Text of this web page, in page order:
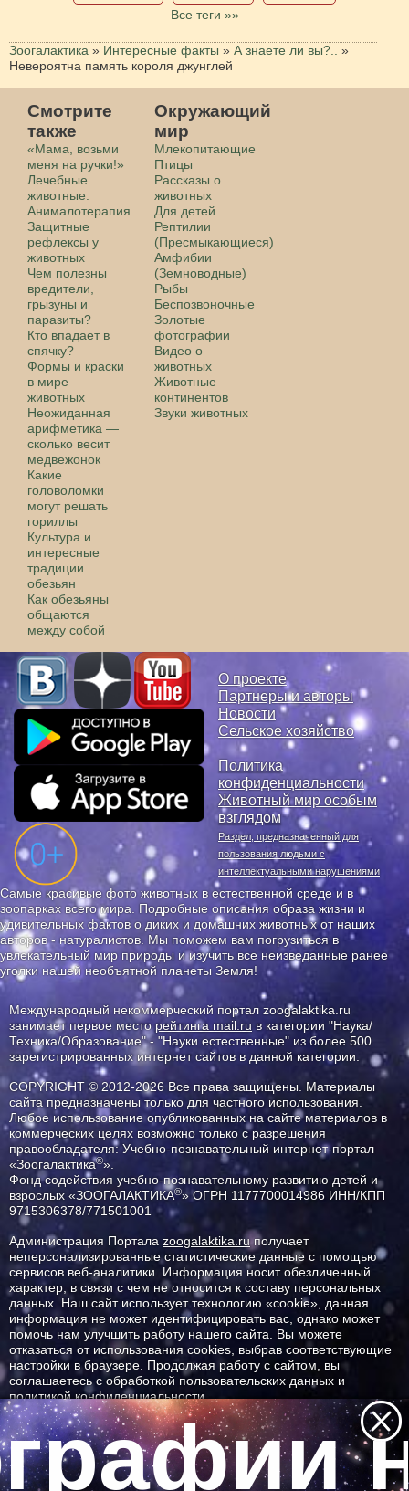
Все теги »»
Зоогалактика » Интересные факты » А знаете ли вы?..
»
Невероятна память короля джунглей
Смотрите
также
«Мама, возьми
меня на ручки!»
Лечебные
животные.
Анималотерапия
Защитные
рефлексы у
животных
Чем полезны
вредители,
грызуны и
паразиты?
Кто впадает в
спячку?
Формы и краски
в мире
животных
Неожиданная
арифметика —
сколько весит
медвежонок
Какие
головоломки
могут решать
гориллы
Культура и
интересные
традиции
обезьян
Как обезьяны
общаются
между собой
Окружающий
мир
Млекопитающие
Птицы
Рассказы о
животных
Для детей
Рептилии
(Пресмыкающиеся)
Амфибии
(Земноводные)
Рыбы
Беспозвоночные
Золотые
фотографии
Видео о
животных
Животные
континентов
Звуки животных
О проекте
Партнеры и авторы
Новости
Сельское хозяйство
Политика
конфиденциальности
Животный мир особым
взглядом
Раздел, предназначенный для
пользования людьми с
интеллектуальными нарушениями
Самые красивые фото животных в естественной среде и в
зоопарках всего мира. Подробные описания образа жизни и
удивительных фактов о диких и домашних животных от наших
авторов - натуралистов. Мы поможем вам погрузиться в
увлекательный мир природы и изучить все неизведанные ранее
уголки нашей необъятной планеты Земля!
Международный некоммерческий портал zoogalaktika.ru
занимает первое месторейтинга mail.ru в категории "Наука/
Техника/Образование" - "Науки естественные" из более 500
зарегистрированных интернет сайтов в данной категории.
COPYRIGHT © 2012-2026 Все права защищены. Материалы
сайта предназначены только для частного использования.
Любое использование опубликованных на сайте материалов в
коммерческих целях возможно только с разрешения
правообладателя: Учебно-познавательный интернет-портал
«Зоогалактика®».
Фонд содействия учебно-познавательному развитию детей и
взрослых «ЗООГАЛАКТИКА®» ОГРН 1177700014986 ИНН/КПП
9715306378/771501001
Администрация Портала zoogalaktika.ruполучает
неперсонализированные статистические данные с помощью
сервисов веб-аналитики. Информация носит обезличенный
характер, в связи с чем не относится к составу персональных
данных. Наш сайт использует технологию «cookie», данная
информация не может идентифицировать вас, однако может
помочь нам улучшить работу нашего сайта. Вы можете
отказаться от использования cookies, выбрав соответствующие
настройки в браузере. Продолжая работу с сайтом, вы
соглашаетесь с обработкой пользовательских данных и
политикой конфиденциальности.
ID ресурса: 11492